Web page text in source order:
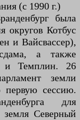
(с 1990 г.)
была
округов Котбус
и Вайсвассер),
а также
и Темплин. 26
земли
первую сессию.
для
земля Северный